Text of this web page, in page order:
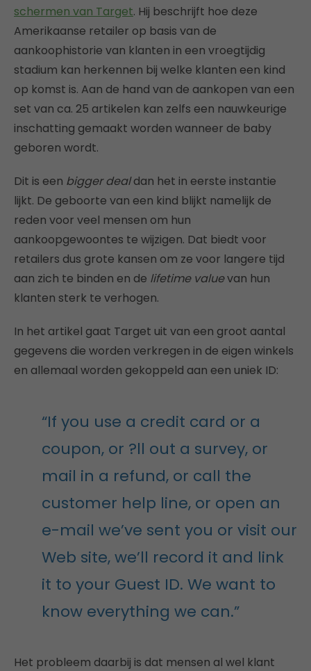
schermen van Target. Hij beschrijft hoe deze
Amerikaanse retailer op basis van de
aankoophistorie van klanten in een vroegtijdig
stadium kan herkennen bij welke klanten een kind
op komst is. Aan de hand van de aankopen van een
set van ca. 25 artikelen kan zelfs een nauwkeurige
inschatting gemaakt worden wanneer de baby
geboren wordt.
Dit is een bigger dealdan het in eerste instantie
lijkt. De geboorte van een kind blijkt namelijk de
reden voor veel mensen om hun
aankoopgewoontes te wijzigen. Dat biedt voor
retailers dus grote kansen om ze voor langere tijd
aan zich te binden en de lifetime valuevan hun
klanten sterk te verhogen.
In het artikel gaat Target uit van een groot aantal
gegevens die worden verkregen in de eigen winkels
en allemaal worden gekoppeld aan een uniek ID:
“If you use a credit card or a
coupon, or ?ll out a survey, or
mail in a refund, or call the
customer help line, or open an
e-mail we’ve sent you or visit our
Web site, we’ll record it and link
it to your Guest ID. We want to
know everything we can.”
Het probleem daarbij is dat mensen al wel klant